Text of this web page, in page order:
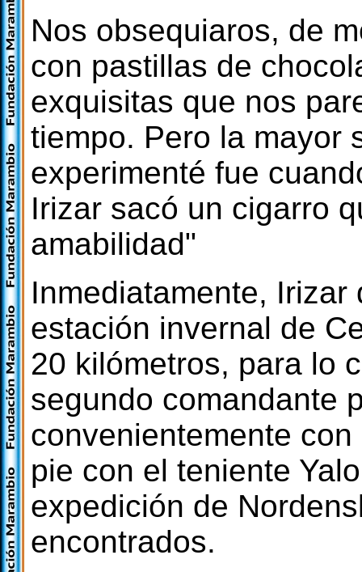
Nos obsequiaros, de
con pastillas de
exquisitas que nos
tiempo. Pero la mayor
experimenté fue
Irizar sacó un cigarro
amabilidad"
Inmediatamente,
estación invernal de
20 kilómetros, para lo
segundo comandante
convenientemente
pie con el teniente
expedición de
encontrados.